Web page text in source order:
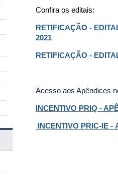
Confira os editais:
RETIFICAÇÃO -
2021
RETIFICAÇÃO -
Acesso aos Apêndices
INCENTIVO PRIQ -
INCENTIVO PRIC-IE -